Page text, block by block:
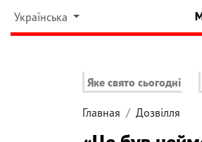
Українська
Яке свято сьогодні
Главная Дозвілля